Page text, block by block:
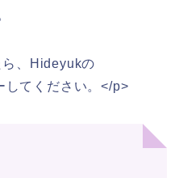
、Hideyukの
してください。</p>